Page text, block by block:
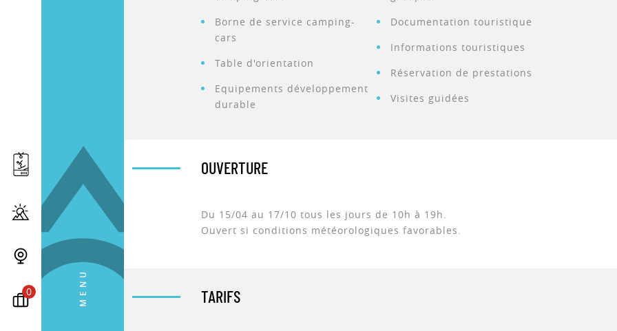
0 MENU
Borne de service camping-
cars
Table d'orientation
Equipements développement
durable
Documentation touristique
Informations touristiques
Réservation de prestations
Visites guidées
OUVERTURE
Du 15/04 au 17/10 tous les jours de 10h à 19h.
Ouvert si conditions météorologiques favorables.
TARIFS